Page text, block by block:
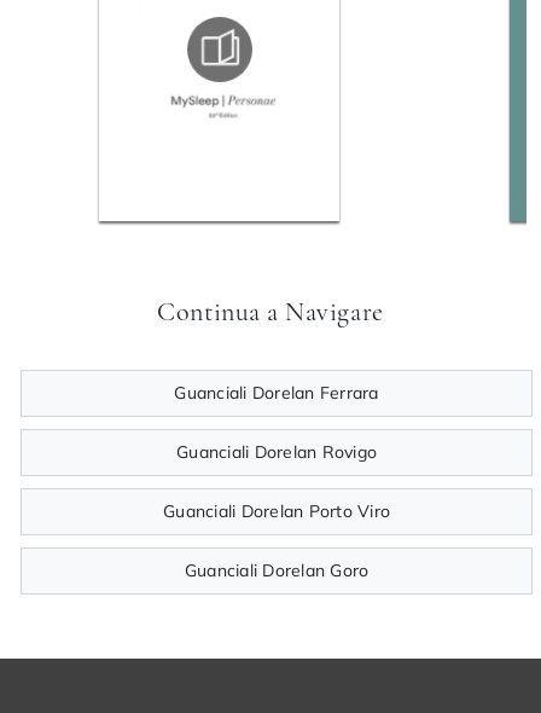
Continua a Navigare
Guanciali Dorelan Ferrara
Guanciali Dorelan Rovigo
Guanciali Dorelan Porto Viro
Guanciali Dorelan Goro